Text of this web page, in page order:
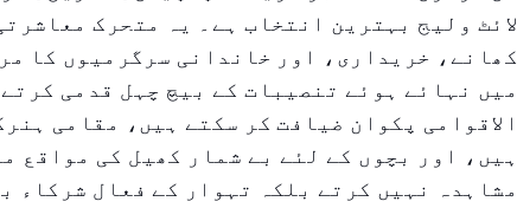
لائٹ ولیج بہترین انتخاب ہے۔ یہ متحرک
کھانے، خریداری، اور خاندانی سرگرمیوں کا
میں نہائے ہوئے تنصیبات کے بیچ چہل قدمی
الاقوامی پکوان ضیافت کر سکتے ہیں، مقامی
ہیں، اور بچوں کے لئے بے شمار کھیل کی مواقع
مشاہدہ نہیں کرتے بلکہ تہوار کے فعال شرکاء